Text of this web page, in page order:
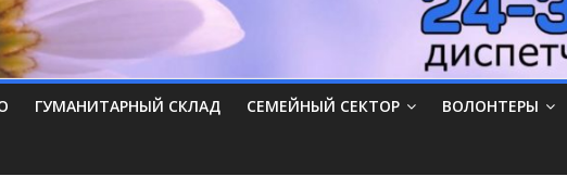
ГУМАНИТАРНЫЙ СКЛАД СЕМЕЙНЫЙ СЕКТОР ВОЛОНТЕРЫ